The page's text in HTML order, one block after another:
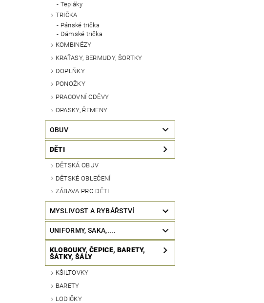
Tepláky
TRIČKA
Pánské trička
Dámské trička
KOMBINÉZY
KRAŤASY, BERMUDY, ŠORTKY
DOPLŇKY
PONOŽKY
PRACOVNÍ ODĚVY
OPASKY, ŘEMENY
OBUV
DĚTI
DĚTSKÁ OBUV
DĚTSKÉ OBLEČENÍ
ZÁBAVA PRO DĚTI
MYSLIVOST A RYBÁŘSTVÍ
UNIFORMY, SAKA,....
KLOBOUKY, ČEPICE, BARETY,
ŠÁTKY, ŠÁLY
KŠILTOVKY
BARETY
LODIČKY